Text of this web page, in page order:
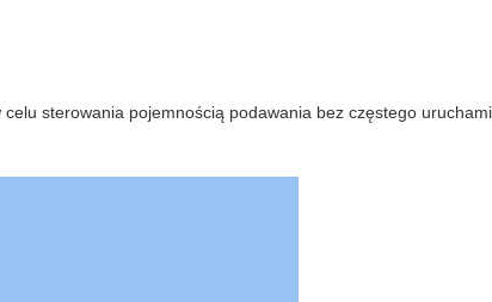
sterowania pojemnością podawania bez częstego